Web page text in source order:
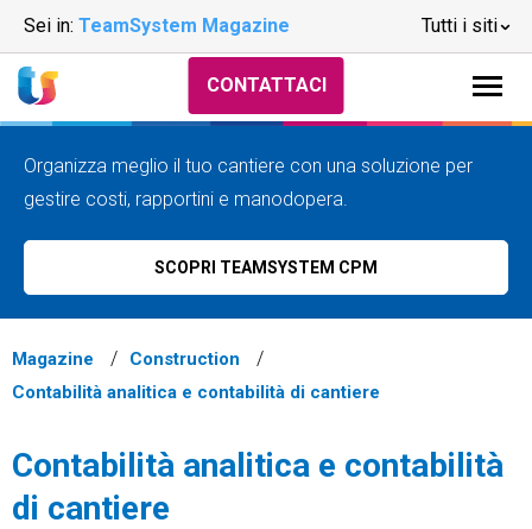
Sei in: TeamSystem Magazine Tutti i siti
CONTATTACI
Organizza meglio il tuo cantiere con una soluzione per
gestire costi, rapportini e manodopera.
SCOPRI TEAMSYSTEM CPM
Magazine
Construction
Contabilità analitica e contabilità di cantiere
Contabilità analitica e contabilità
di cantiere